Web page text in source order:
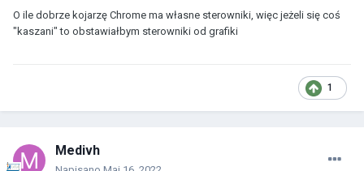
O ile dobrze kojarzę Chrome ma własne sterowniki, więc jeżeli się coś
"kaszani" to obstawiałbym sterowniki od grafiki
1
Medivh